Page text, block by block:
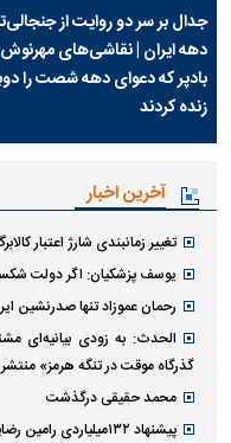
جدال بر سر دو روایت از
دهه ایران | نقاشی‌های مهرنوش
بادپر که دعوای دهه شصت را
زنده کردند
آخرین اخبار
تغییر زمانبندی‌ شارژ اعتبار
یوسف پزشکیان: اگر دولت
رحمان عموزاد تنها صدرنشین
الحدث: به زودی بیانیه‌ای
گذرگاه موقت در تنگه هرمز»
محمد حقیقی درگذشت
پیشنهاد ۱۳۲میلیاردی رامین رضاییان به استقلال